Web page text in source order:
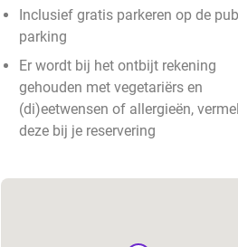
Inclusief gratis parkeren op de
parking
Er wordt bij het ontbijt rekening
gehouden met vegetariërs en
(di)eetwensen of allergieën,
deze bij je reservering